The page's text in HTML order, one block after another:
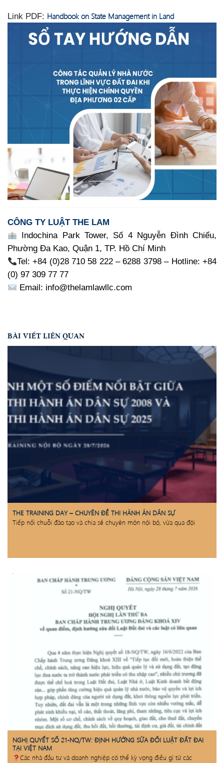
Link PDF: Handbook on State Management in Land
CÔNG TY LUẬT THE LAM
Indochina Park Tower, Số 4 Nguyễn Đình Chiểu,
Phường Đa Kao, Quận 1, TP. Hồ Chí Minh
Tel: +84 (0)28 710 58 222 – 6288 3798 – Hotline: +84
(0) 97 309 77 77
Email: info@thelamlawllc.com
BÀI VIẾT LIÊN QUAN
THE TRAINING DAY – CHUYÊN ĐỀ THI HÀNH ÁN DÂN SỰ
Tiếp nối chuỗi đào tạo và chia sẻ chuyên môn nội bộ, vừa qua đội
NGHỊ QUYẾT SỐ 21-NQ/TW: ĐỊNH HƯỚNG SỬA ĐỔI LUẬT ĐẤT ĐAI
TẠI VIỆT NAM
Các nhà đầu tư và doanh nghiệp có thể kỳ vọng điều gì từ các